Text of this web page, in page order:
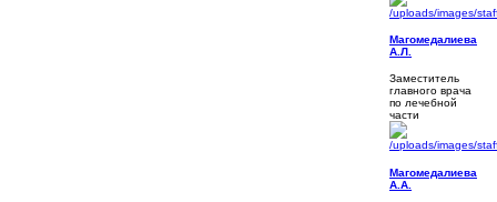
Магомедалиева
А.Л.
Заместитель
главного врача
по лечебной
части
Магомедалиева
А.А.